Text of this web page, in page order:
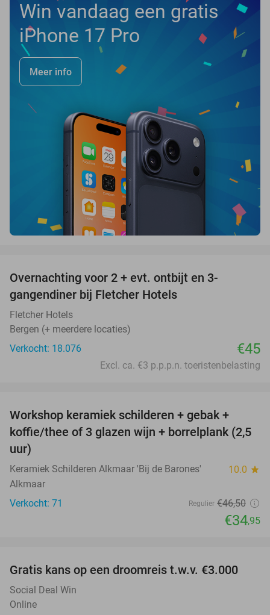
Win vandaag een gratis
iPhone 17 Pro
Meer info
Overnachting voor 2 + evt. ontbijt en 3-
gangendiner bij Fletcher Hotels
Fletcher Hotels
Bergen (+ meerdere locaties)
Verkocht: 18.076
€45
Excl. ca. €3 p.p.p.n. toeristenbelasting
Workshop keramiek schilderen + gebak +
koffie/thee of 3 glazen wijn + borrelplank (2,5
uur)
Keramiek Schilderen Alkmaar 'Bij de Barones' 10.0 star
Alkmaar
Verkocht: 71
Regulier €46,50
€34,95
Gratis kans op een droomreis t.w.v. €3.000
Social Deal Win
Online